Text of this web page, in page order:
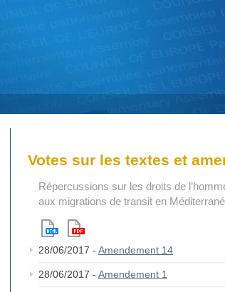
Votes sur les textes et
Répercussions sur les droits de
aux migrations de transit en
28/06/2017 - Amendement 14
28/06/2017 - Amendement 1